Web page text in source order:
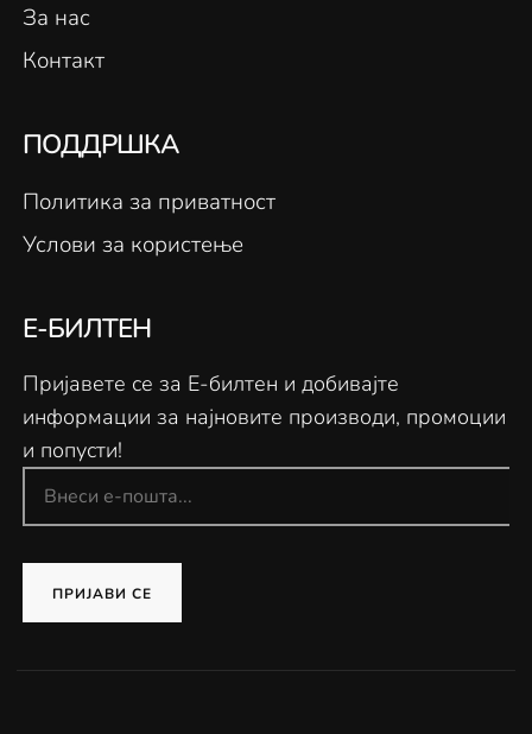
За нас
Контакт
ПОДДРШКА
Политика за приватност
Услови за користење
Е-БИЛТЕН
Пријавете се за Е-билтен и добивајте
информации за најновите производи, промоции
и попусти!